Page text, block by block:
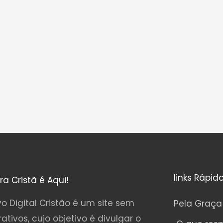
Cristã é Aqui!
Digital Cristão é um site sem
cujo objetivo é divulgar o
links
Pela Graça